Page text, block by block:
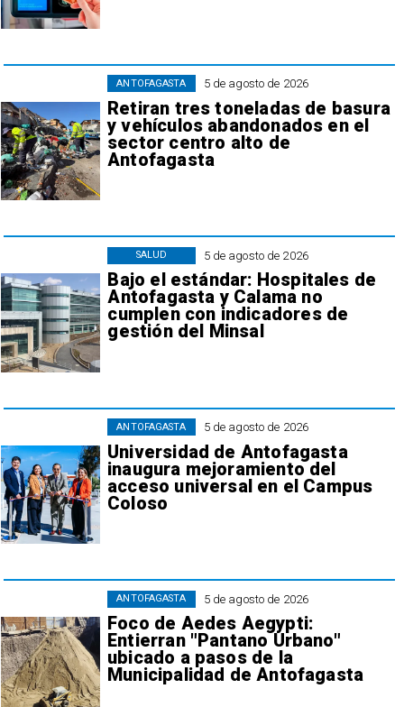
5 de agosto de 2026
Retiran tres toneladas de basura
y vehículos abandonados en el
sector centro alto de
Antofagasta
ANTOFAGASTA
5 de agosto de 2026
Bajo el estándar: Hospitales de
Antofagasta y Calama no
cumplen con indicadores de
gestión del Minsal
SALUD
5 de agosto de 2026
Universidad de Antofagasta
inaugura mejoramiento del
acceso universal en el Campus
Coloso
ANTOFAGASTA
5 de agosto de 2026
Foco de Aedes Aegypti:
Entierran "Pantano Urbano"
ubicado a pasos de la
Municipalidad de Antofagasta
ANTOFAGASTA